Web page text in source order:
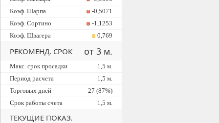
Коэф. Шарпа
-0,5071
Коэф. Сортино
-1,1253
Коэф. Швагера
0,769
РЕКОМЕНД. СРОК от 3 м.
Макс. срок просадки
1,5 м.
Период расчета
1,5 м.
Торговых дней
27 (87%)
Срок работы счета
1,5 м.
ТЕКУЩИЕ ПОКАЗ.